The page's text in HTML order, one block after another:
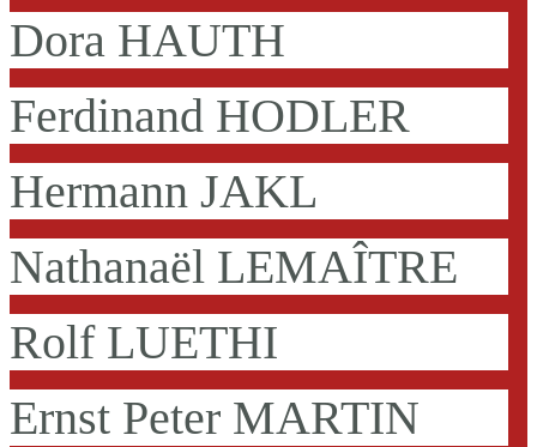
Dora HAUTH
Ferdinand HODLER
Hermann JAKL
Nathanaël LEMAÎTRE
Rolf LUETHI
Ernst Peter MARTIN